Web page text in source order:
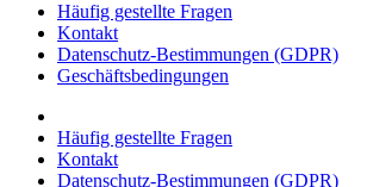
Häufig gestellte Fragen
Kontakt
Datenschutz-Bestimmungen (GDPR)
Geschäftsbedingungen
Häufig gestellte Fragen
Kontakt
Datenschutz-Bestimmungen (GDPR)